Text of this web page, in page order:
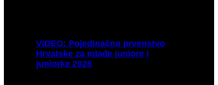
VIDEO: Pojedinačno prvenstvo
Hrvatske za mlađe juniore i
juniorke 2026